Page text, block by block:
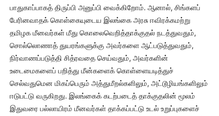
பாதுகாப்பாகத் திருப்பி அனுப்பி வைக்கிறோம். ஆனால், சிங்களப்
பேரினவாதக் கொள்கையுடைய இலங்கை அரசு ஈவிரக்கமற்று
தமிழக மீனவர்கள் மீது கொலைவெறித்தாக்குதல் நடத்துவதும்,
சொல்லொணாத் துயரங்களுக்கு அவர்களை ஆட்படுத்துவதும்,
நிர்வாணப்படுத்தி சித்ரவதை செய்வதும், அவர்களின்
உடைமைகளைப் பறித்து மீன்களைக் கொள்ளையடித்துச்
செல்வதுமென மிகப்பெரும் அத்துமீறல்களிலும், அட்டூழியங்களிலும்
ஈடுபட்டு வருகிறது. இலங்கைக் கடற்படைத் தாக்குதலின் மூலம்
இதுவரை பல்லாயிரம் மீனவர்கள் தாக்கப்பட்டு உடல் உறுப்புகளைச்